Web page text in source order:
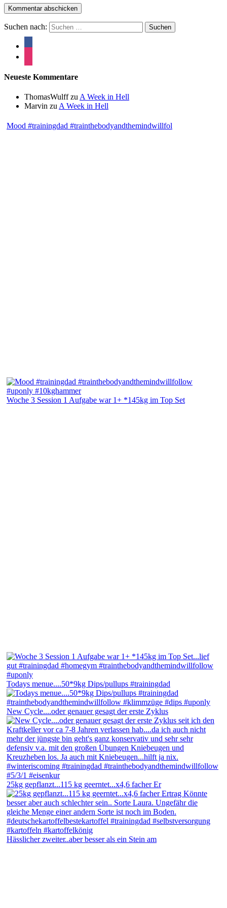
Suchen nach:
Neueste Kommentare
ThomasWulffzu A Week in Hell
Marvin zu A Week in Hell
Mood #trainingdad #trainthebodyandthemindwillfol
Woche 3 Session 1 Aufgabe war 1+ *145kg im Top Set
Todays menue....50*9kg Dips/pullups #trainingdad
New Cycle....oder genauer gesagt der erste Zyklus
25kg gepflanzt...115 kg geerntet...x4,6 facher Er
Hässlicher zweiter..aber besser als ein Stein am